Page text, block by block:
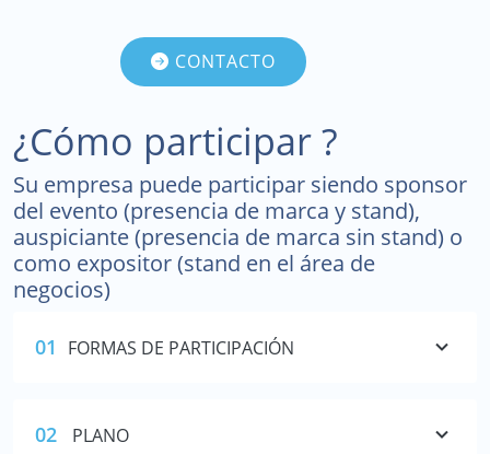
¿Cómo participar ?
Su empresa puede participar siendo sponsor
del evento (presencia de marca y stand),
auspiciante (presencia de marca sin stand) o
como expositor (stand en el área de
negocios)
01 FORMAS DE PARTICIPACIÓN
02 PLANO
CONTACTO